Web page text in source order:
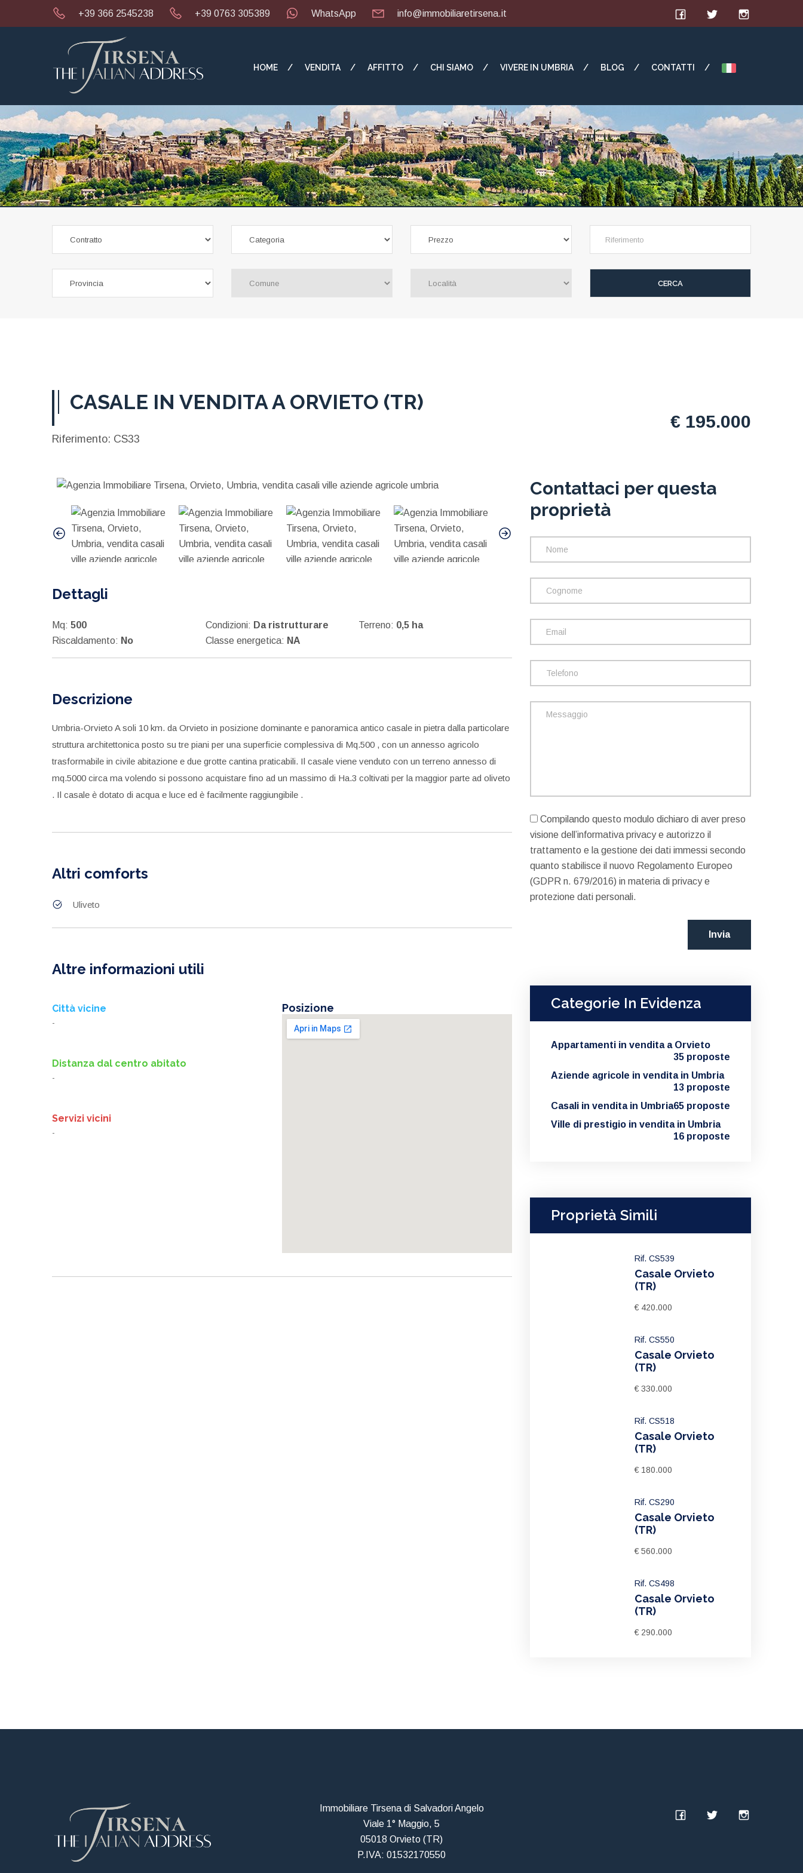
+39 366 2545238 +39 0763 305389 WhatsApp info@immobiliaretirsena.it
HOME VENDITA AFFITTO CHI SIAMO VIVERE IN UMBRIA BLOG CONTATTI
CASALE IN VENDITA A ORVIETO (TR)
Riferimento: CS33
€ 195.000
Dettagli
Mq: 500 Condizioni: Da ristrutturare Terreno: 0,5 ha
Riscaldamento: No Classe energetica: NA
Descrizione
Umbria-Orvieto A soli 10 km. da Orvieto in posizione dominante e panoramica antico casale in pietra dalla particolare
struttura architettonica posto su tre piani per una superficie complessiva di Mq.500 , con un annesso agricolo
trasformabile in civile abitazione e due grotte cantina praticabili. Il casale viene venduto con un terreno annesso di
mq.5000 circa ma volendo si possono acquistare fino ad un massimo di Ha.3 coltivati per la maggior parte ad oliveto
. Il casale è dotato di acqua e luce ed è facilmente raggiungibile .
Altri comforts
Uliveto
Altre informazioni utili
Città vicine
-
Distanza dal centro abitato
-
Servizi vicini
-
Posizione
Contattaci per questa
proprietà
Compilando questo modulo dichiaro di aver preso
visione dell’informativa privacy e autorizzo il
trattamento e la gestione dei dati immessi secondo
quanto stabilisce il nuovo Regolamento Europeo
(GDPR n. 679/2016) in materia di privacy e
protezione dati personali.
Categorie In Evidenza
Appartamenti in vendita a Orvieto
35 proposte
Aziende agricole in vendita in Umbria
13 proposte
Casali in vendita in Umbria65 proposte
Ville di prestigio in vendita in Umbria
16 proposte
Proprietà Simili
Rif. CS539
Casale Orvieto
(TR)
€ 420.000
Rif. CS550
Casale Orvieto
(TR)
€ 330.000
Rif. CS518
Casale Orvieto
(TR)
€ 180.000
Rif. CS290
Casale Orvieto
(TR)
€ 560.000
Rif. CS498
Casale Orvieto
(TR)
€ 290.000
Immobiliare Tirsena di Salvadori Angelo
Viale 1° Maggio, 5
05018 Orvieto (TR)
P.IVA: 01532170550